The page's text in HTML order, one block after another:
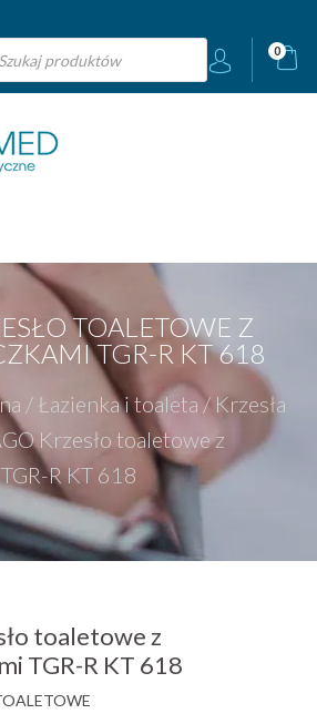
0
TOALETOWE Z
TGR-R KT 618
/ Łazienka i toaleta / Krzesła
Krzesło toaletowe z
R KT 618
toaletowe z
TGR-R KT 618